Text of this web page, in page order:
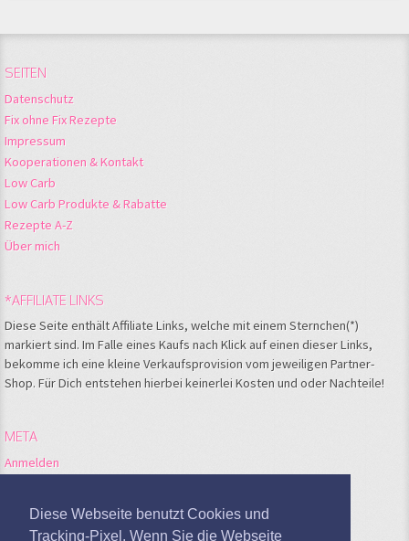
Diese Webseite benutzt Cookies und
Tracking-Pixel. Wenn Sie die Webseite
SEITEN
Datenschutz
Fix ohne Fix Rezepte
Impressum
Kooperationen & Kontakt
Low Carb
Low Carb Produkte & Rabatte
Rezepte A-Z
Über mich
*AFFILIATE LINKS
Diese Seite enthält Affiliate Links, welche mit einem Sternchen(*)
markiert sind. Im Falle eines Kaufs nach Klick auf einen dieser Links,
bekomme ich eine kleine Verkaufsprovision vom jeweiligen Partner-
Shop. Für Dich entstehen hierbei keinerlei Kosten und oder Nachteile!
META
Anmelden
Kommentare-Feed